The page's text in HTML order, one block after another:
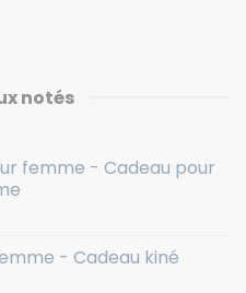
notés
femme - Cadeau pour
- Cadeau kiné